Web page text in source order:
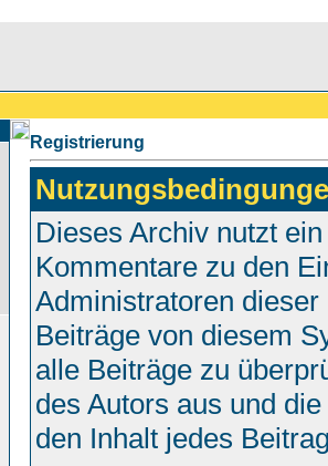
Registrierung
Dieses Archiv nutzt
Kommentare zu den
Administratoren
Beiträge von diesem
alle Beiträge zu
des Autors aus und
den Inhalt jedes